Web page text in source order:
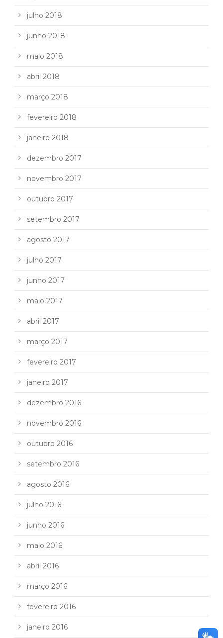
julho 2018
junho 2018
maio 2018
abril 2018
março 2018
fevereiro 2018
janeiro 2018
dezembro 2017
novembro 2017
outubro 2017
setembro 2017
agosto 2017
julho 2017
junho 2017
maio 2017
abril 2017
março 2017
fevereiro 2017
janeiro 2017
dezembro 2016
novembro 2016
outubro 2016
setembro 2016
agosto 2016
julho 2016
junho 2016
maio 2016
abril 2016
março 2016
fevereiro 2016
janeiro 2016